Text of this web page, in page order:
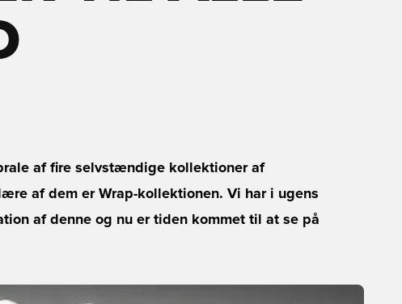
af fire selvstændige kollektioner af
af dem er Wrap-kollektionen. Vi har i ugens
af denne og nu er tiden kommet til at se på